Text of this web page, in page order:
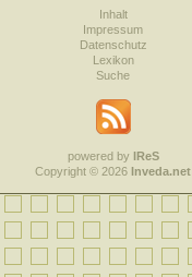
Inhalt
Impressum
Datenschutz
Lexikon
Suche
powered by IReS
Copyright © 2026 Inveda.net